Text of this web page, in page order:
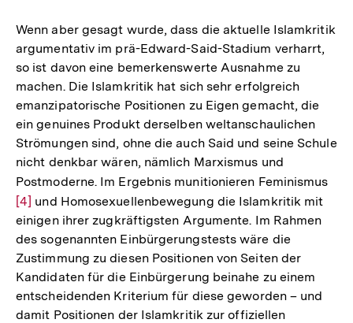
der
Fußnote
Wenn aber gesagt wurde, dass die aktuelle Islamkritik
argumentativ im prä-Edward-Said-Stadium verharrt,
so ist davon eine bemerkenswerte Ausnahme zu
machen. Die Islamkritik hat sich sehr erfolgreich
emanzipatorische Positionen zu Eigen gemacht, die
ein genuines Produkt derselben weltanschaulichen
Strömungen sind, ohne die auch Said und seine Schule
nicht denkbar wären, nämlich Marxismus und
Postmoderne. Im Ergebnis munitionieren Feminismus
[4] und Homosexuellenbewegung die Islamkritik mit
einigen ihrer zugkräftigsten Argumente. Im Rahmen
des sogenannten Einbürgerungstests wäre die
Zustimmung zu diesen Positionen von Seiten der
Kandidaten für die Einbürgerung beinahe zu einem
entscheidenden Kriterium für diese geworden – und
damit Positionen der Islamkritik zur offiziellen